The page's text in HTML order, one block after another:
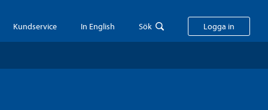
Kundservice In English Sök Logga in